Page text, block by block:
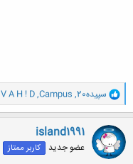
و
ا
ک
ن
ش
ه
ا
سپیده20 ,
Campus
,
V A H ! D
island1991
عضو جدید کاربر ممتاز